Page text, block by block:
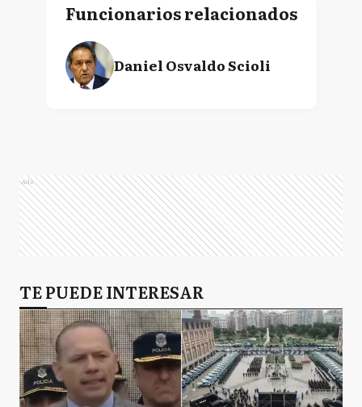
Funcionarios relacionados
Daniel Osvaldo Scioli
Ads
TE PUEDE INTERESAR